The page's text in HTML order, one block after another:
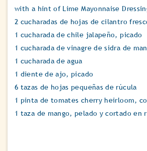
with a hint of Lime Mayonnaise
2 cucharadas de hojas de cilantro
1 cucharada de chile jalapeño, picado
1 cucharada de vinagre de sidra de
1 cucharada de agua
1 diente de ajo, picado
6 tazas de hojas pequeñas de rúcula
1 pinta de tomates cherry heirloom,
1 taza de mango, pelado y cortado en